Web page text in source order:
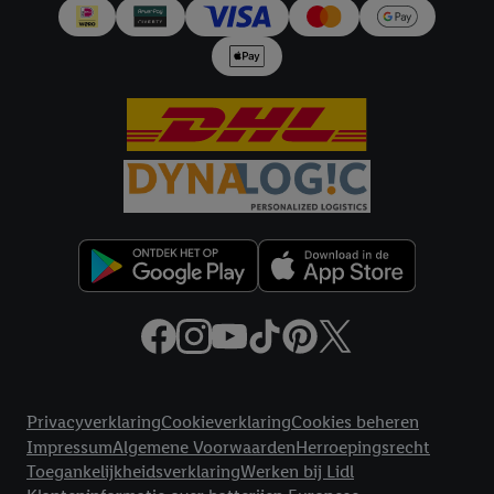
PrivacyverklaringCookieverklaringCookies beheren
ImpressumAlgemene VoorwaardenHerroepingsrecht
ToegankelijkheidsverklaringWerken bij Lidl
en Lidl-diensten, met behulp van jouw gehashte e-mailadres en
met eventuele andere identifiers of met identifiers waarover
Criteo S.A. beschikt, aan jou kunnen worden toegewezen.
vergelijkbare technieken en met welke verwerkingsdoeleinden
je instemt. Verder kan je er meer informatie vinden over de
gegevensverwerking.
Door te klikken op "Weigeren", kies je voor de optie dat er enkel
worden gebruikt.
Door op "Akkoord" te klikken, stem je in met alle verwerkingen
inclusief over de opslagperiode van de gegevens en je recht om
jouw toestemming op elk gewenst moment in te trekken, vind je
wij inzetten.